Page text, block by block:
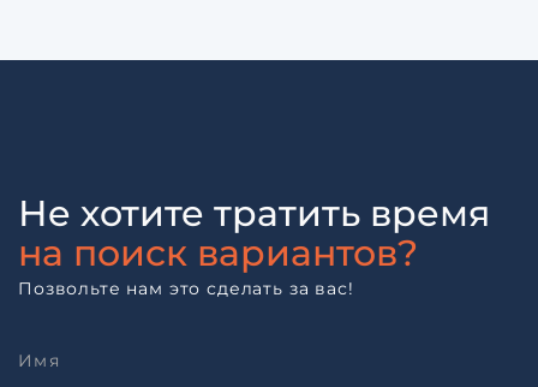
Не хотите тратить время
на поиск вариантов?
Позвольте нам это сделать за вас!